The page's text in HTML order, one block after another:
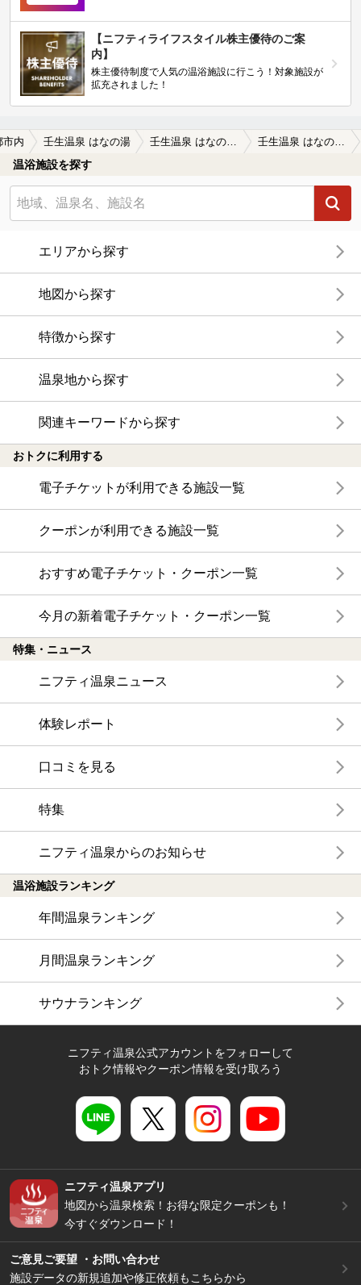
【ニフティライフスタイル株主優待のご案
内】
株主優待制度で人気の温浴施設に行こう！対象施設が
拡充されました！
市内 壬生温泉 はなの湯 壬生温泉 はなの湯の口コミ一覧 壬生温泉 はなの湯の口コミ 夜中に営業しているという点だけでも感謝…
温浴施設を探す
エリアから探す
地図から探す
特徴から探す
温泉地から探す
関連キーワードから探す
おトクに利用する
電子チケットが利用できる施設一覧
クーポンが利用できる施設一覧
おすすめ電子チケット・クーポン一覧
今月の新着電子チケット・クーポン一覧
特集・ニュース
ニフティ温泉ニュース
体験レポート
口コミを見る
特集
ニフティ温泉からのお知らせ
温浴施設ランキング
年間温泉ランキング
月間温泉ランキング
サウナランキング
ニフティ温泉公式アカウントをフォローして
おトク情報やクーポン情報を受け取ろう
ニフティ温泉アプリ
地図から温泉検索！お得な限定クーポンも！
今すぐダウンロード！
ご意見ご要望 ・お問い合わせ
施設データの新規追加や修正依頼もこちらから